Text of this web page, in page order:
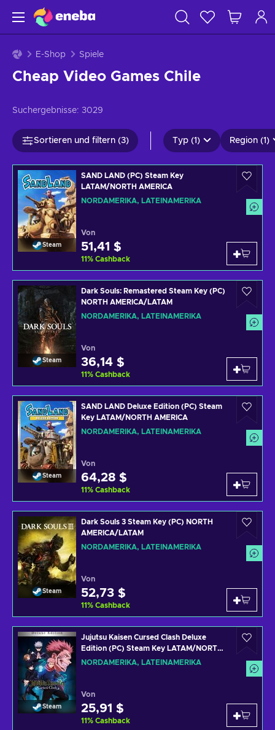
E-Shop Spiele
Cheap Video Games Chile
Suchergebnisse: 3029
Sortieren und filtern (3) Typ (1) Region (1)
Steam
SAND LAND (PC) Steam Key
LATAM/NORTH AMERICA
NORDAMERIKA, LATEINAMERIKA
Von
51,41 $
11% Cashback
Steam
Dark Souls: Remastered Steam Key (PC)
NORTH AMERICA/LATAM
NORDAMERIKA, LATEINAMERIKA
Von
36,14 $
11% Cashback
Steam
SAND LAND Deluxe Edition (PC) Steam
Key LATAM/NORTH AMERICA
NORDAMERIKA, LATEINAMERIKA
Von
64,28 $
11% Cashback
Steam
Dark Souls 3 Steam Key (PC) NORTH
AMERICA/LATAM
NORDAMERIKA, LATEINAMERIKA
Von
52,73 $
11% Cashback
Steam
Jujutsu Kaisen Cursed Clash Deluxe
Edition (PC) Steam Key LATAM/NORTH
AMERICA
NORDAMERIKA, LATEINAMERIKA
Von
25,91 $
11% Cashback